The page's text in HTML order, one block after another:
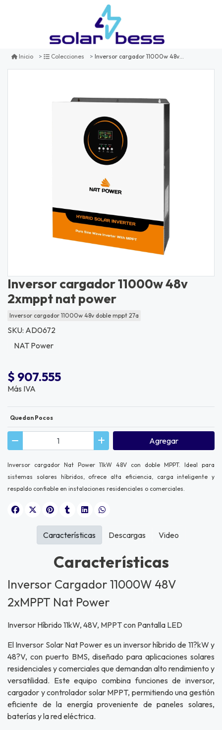
Inicio Colecciones Inversor cargador 11000w 48v 2xmppt nat power
Inversor cargador 11000w 48v
2xmppt nat power
Inversor cargador 11000w 48v doble mppt 27a
SKU: AD0672
NAT Power
$ 907.555
Más IVA
Quedan Pocos
Agregar
Inversor cargador Nat Power 11kW 48V con doble MPPT. Ideal para
sistemas solares híbridos, ofrece alta eficiencia, carga inteligente y
respaldo confiable en instalaciones residenciales o comerciales.
Características
Inversor Cargador 11000W 48V
2xMPPT Nat Power
Inversor Híbrido 11kW, 48V, MPPT con Pantalla LED
El Inversor Solar Nat Power es un inversor híbrido de 11?kW y
48?V, con puerto BMS, diseñado para aplicaciones solares
residenciales y comerciales que demandan alto rendimiento y
versatilidad. Este equipo combina funciones de inversor,
cargador y controlador solar MPPT, permitiendo una gestión
eficiente de la energía proveniente de paneles solares,
baterías y la red eléctrica.
Características Descargas Video